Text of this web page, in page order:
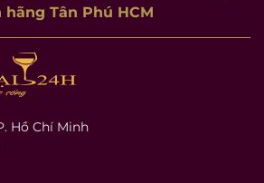
Tân Phú HCM
Hồ Chí Minh